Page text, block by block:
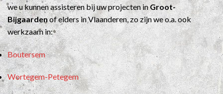
we u kunnen assisteren bij uw projecten inGroot-
Bijgaardenof elders in Vlaanderen, zo zijn we o.a. ook
werkzaam in:
Boutersem
Wortegem-Petegem